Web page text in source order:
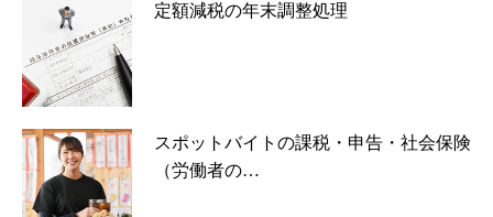
定額減税の年末調整処理
スポットバイトの課税・申告・社会保険
（労働者の…